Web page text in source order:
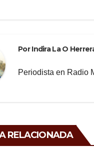
PorIndira La O
Periodista en Radio
RELACIONADA